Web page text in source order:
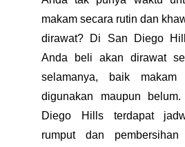
makam secara rutin dan
dirawat? Di San Diego
Anda beli akan dirawat
selamanya, baik makam
digunakan maupun
Diego Hills terdapat
rumput dan